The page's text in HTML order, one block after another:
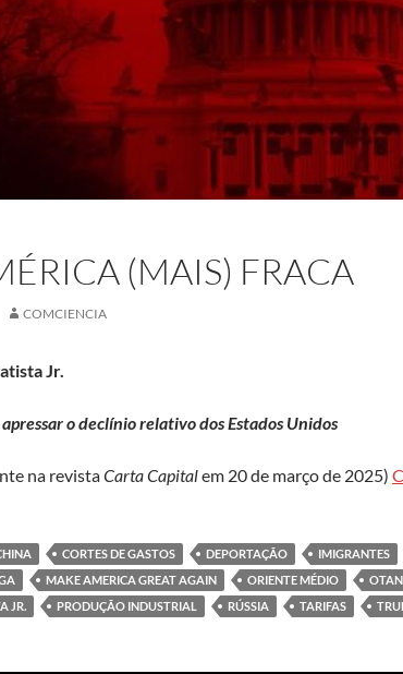
(MAIS) FRACA
COMCIENCIA
Jr.
o declínio relativo dos Estados Unidos
na revistaCarta Capitalem 20 de março de 2025)
CORTES DE GASTOS DEPORTAÇÃO IMIGRANTES
MAKE AMERICA GREAT AGAIN ORIENTE MÉDIO
OTAN
JR.
PRODUÇÃO INDUSTRIAL RÚSSIA TARIFAS